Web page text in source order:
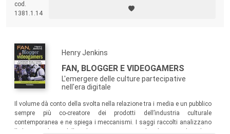
potrebbe rigenerare le potenzialità del mezzo.
cod.
1381.1.14
Henry Jenkins
FAN, BLOGGER E VIDEOGAMERS
L'emergere delle culture partecipative
nell'era digitale
Il volume dà conto della svolta nella relazione tra i media e un pubblico
sempre più co-creatore dei prodotti dell’industria culturale
contemporanea e ne spiega i meccanismi. I saggi raccolti analizzano